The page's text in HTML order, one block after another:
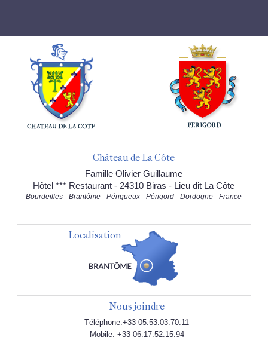
Château de La Côte
Famille Olivier Guillaume
Hôtel *** Restaurant - 24310 Biras - Lieu dit La Côte
Bourdeilles - Brantôme - Périgueux - Périgord - Dordogne - France
Localisation
Nous joindre
Téléphone:+33 05.53.03.70.11
Mobile: +33 06.17.52.15.94